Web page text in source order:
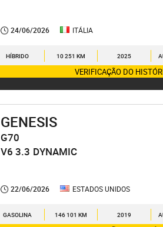
24/06/2026 ITÁLIA
HÍBRIDO 10 251 KM 2025
VERIFICAÇÃO DO
GENESIS
G70
V6 3.3 DYNAMIC
22/06/2026 ESTADOS UNIDOS
GASOLINA 146 101 KM 2019